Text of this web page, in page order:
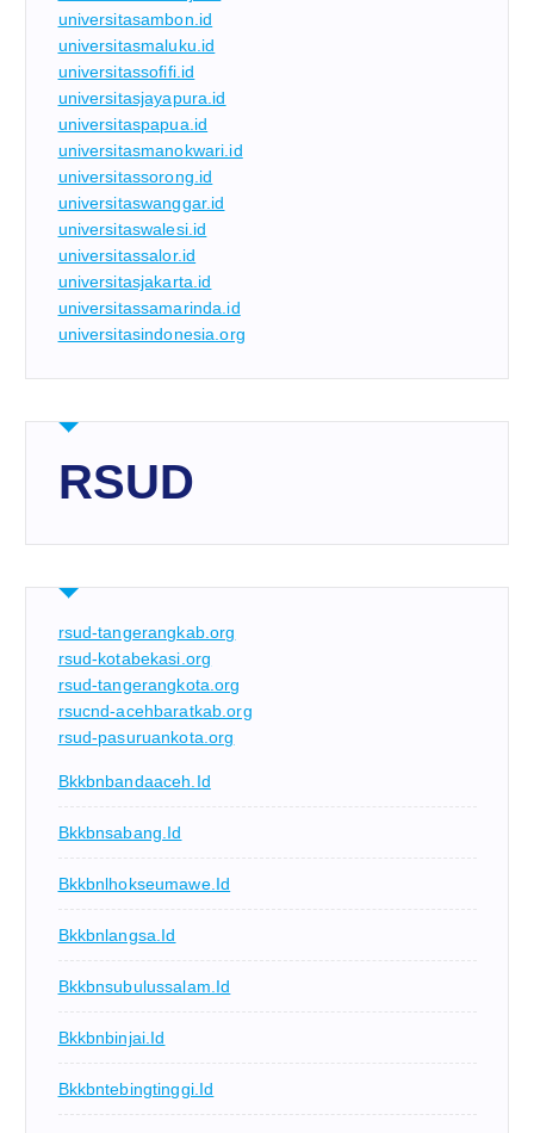
universitasambon.id
universitasmaluku.id
universitassofifi.id
universitasjayapura.id
universitaspapua.id
universitasmanokwari.id
universitassorong.id
universitaswanggar.id
universitaswalesi.id
universitassalor.id
universitasjakarta.id
universitassamarinda.id
universitasindonesia.org
RSUD
rsud-tangerangkab.org
rsud-kotabekasi.org
rsud-tangerangkota.org
rsucnd-acehbaratkab.org
rsud-pasuruankota.org
Bkkbnbandaaceh.id
Bkkbnsabang.id
Bkkbnlhokseumawe.id
Bkkbnlangsa.id
Bkkbnsubulussalam.id
Bkkbnbinjai.id
Bkkbntebingtinggi.id